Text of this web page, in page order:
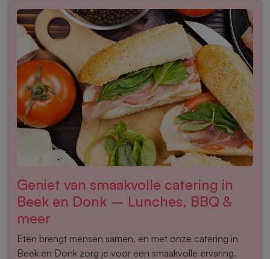
Geniet van smaakvolle catering in
Beek en Donk – Lunches, BBQ &
meer
Eten brengt mensen samen, en met onze catering in
Beek en Donk zorg je voor een smaakvolle ervaring.